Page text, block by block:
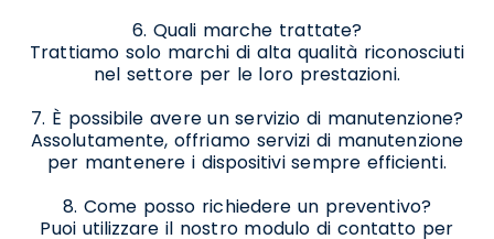
6. Quali marche trattate?
Trattiamo solo marchi di alta qualità riconosciuti
nel settore per le loro prestazioni.
7. È possibile avere un servizio di manutenzione?
Assolutamente, offriamo servizi di manutenzione
per mantenere i dispositivi sempre efficienti.
8. Come posso richiedere un preventivo?
Puoi utilizzare il nostro modulo di contatto per